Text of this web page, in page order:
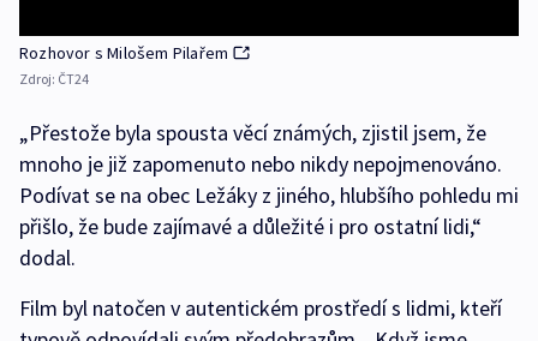
Rozhovor s Milošem Pilařem
Zdroj: ČT24
„Přestože byla spousta věcí známých, zjistil jsem, že
mnoho je již zapomenuto nebo nikdy nepojmenováno.
Podívat se na obec Ležáky z jiného, hlubšího pohledu mi
přišlo, že bude zajímavé a důležité i pro ostatní lidi,“
dodal.
Film byl natočen v autentickém prostředí s lidmi, kteří